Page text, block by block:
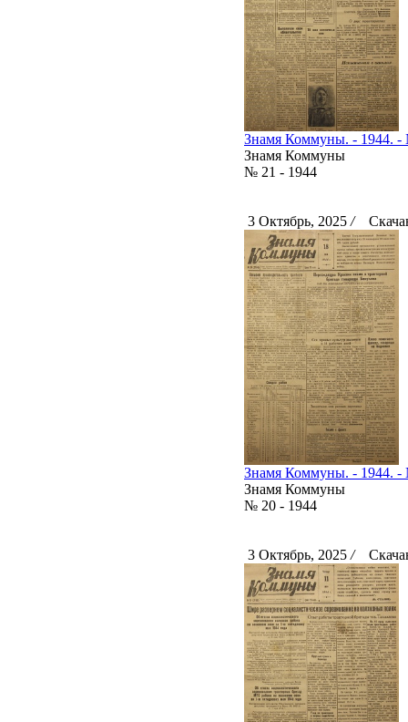
Знамя Коммуны. - 1944. -
Знамя Коммуны
№ 21 - 1944
3 Октябрь, 2025 /
Знамя Коммуны. - 1944. -
Знамя Коммуны
№ 20 - 1944
3 Октябрь, 2025 /